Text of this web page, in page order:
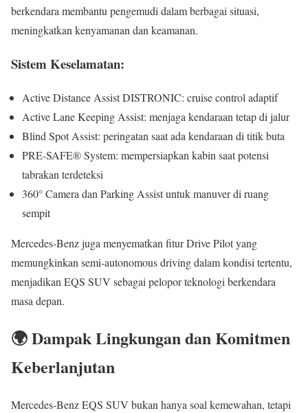
berkendara membantu pengemudi dalam berbagai situasi,
meningkatkan kenyamanan dan keamanan.
Sistem Keselamatan:
Active Distance Assist DISTRONIC: cruise control adaptif
Active Lane Keeping Assist: menjaga kendaraan tetap di jalur
Blind Spot Assist: peringatan saat ada kendaraan di titik buta
PRE-SAFE® System: mempersiapkan kabin saat potensi
tabrakan terdeteksi
360° Camera dan Parking Assist untuk manuver di ruang
sempit
Mercedes-Benz juga menyematkan fitur Drive Pilot yang
memungkinkan semi-autonomous driving dalam kondisi tertentu,
menjadikan EQS SUV sebagai pelopor teknologi berkendara
masa depan.
🌍 Dampak Lingkungan dan Komitmen
Keberlanjutan
Mercedes-Benz EQS SUV bukan hanya soal kemewahan, tetapi